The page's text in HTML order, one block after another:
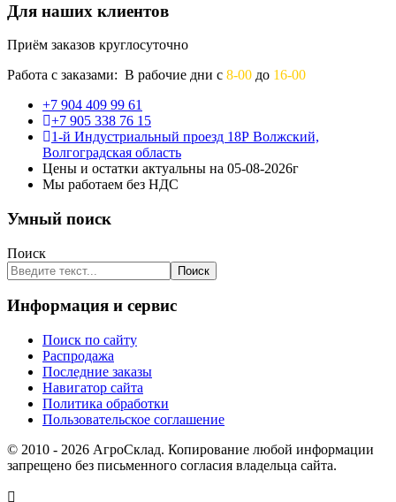
Для наших клиентов
Приём заказов круглосуточно
Работа с заказами: В рабочие дни с 8-00 до 16-00
+7 904 409 99 61
+7 905 338 76 15
1-й Индустриальный проезд 18Р Волжский,
Волгоградская область
Цены и остатки актуальны на 05-08-2026г
Мы работаем без НДС
Умный поиск
Поиск
Поиск
Информация и сервис
Поиск по сайту
Распродажа
Последние заказы
Навигатор сайта
Политика обработки
Пользовательское соглашение
© 2010 - 2026 АгроСклад. Копирование любой информации
запрещено без письменного согласия владельца сайта.